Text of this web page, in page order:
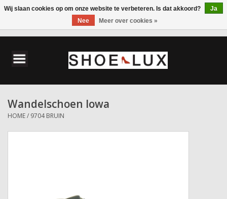
Herenschoenen
Accessoires
Wandelschoen lowa
HOME/ 9704 BRUIN
Wij slaan cookies op om onze website te verbeteren. Is dat akkoord?
Ja
Nee
Meer over cookies »